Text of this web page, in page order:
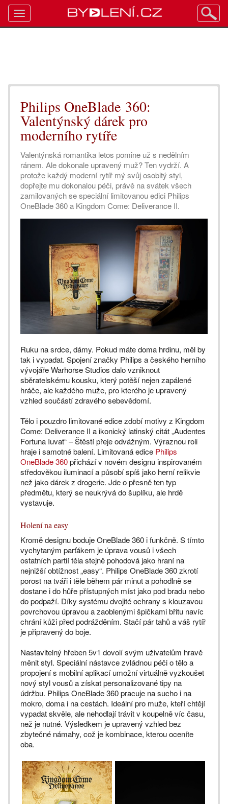
Philips OneBlade 360:
Valentýnský dárek pro
moderního rytíře
Valentýnská romantika letos pomine už s nedělním
ránem. Ale dokonale upravený muž? Ten vydrží. A
protože každý moderní rytíř mý svůj osobitý styl,
dopřejte mu dokonalou péči, právě na svátek všech
zamilovaných se speciální limitovanou edici Philips
OneBlade 360 a Kingdom Come: Deliverance II.
Ruku na srdce, dámy. Pokud máte doma hrdinu, měl by
tak i vypadat. Spojení značky Philips a českého herního
vývojáře Warhorse Studios dalo vzniknout
sběratelskému kousku, který potěší nejen zapálené
hráče, ale každého muže, pro kterého je upravený
vzhled součástí zdravého sebevědomí.
Tělo i pouzdro limitované edice zdobí motivy z Kingdom
Come: Deliverance II a ikonický latinský citát „Audentes
Fortuna Iuvat“ – Štěstí přeje odvážným. Výraznou roli
hraje i samotné balení. Limitovaná edice Philips
OneBlade 360přichází v novém designu inspirovaném
středověkou iluminací a působí spíš jako herní relikvie
než jako dárek z drogerie. Jde o přesně ten typ
předmětu, který se neukrývá do šuplíku, ale hrdě
vystavuje.
Holení na easy
Kromě designu boduje OneBlade 360 i funkčně. S tímto
vychytaným parťákem je úprava vousů i všech
ostatních partií těla stejně pohodová jako hraní na
nejnižší obtížnost „easy“. Philips OneBlade 360 zkrotí
porost na tváři i těle během pár minut a pohodlně se
dostane i do hůře přístupných míst jako pod bradu nebo
do podpaží. Díky systému dvojité ochrany s klouzavou
povrchovou úpravou a zaoblenými špičkami břitu navíc
chrání kůži před podrážděním. Stačí pár tahů a váš rytíř
je připravený do boje.
Nastavitelný hřeben 5v1 dovolí svým uživatelům hravě
měnit styl. Speciální nástavce zvládnou péči o tělo a
propojení s mobilní aplikací umožní virtuálně vyzkoušet
nový styl vousů a získat personalizované tipy na
údržbu. Philips OneBlade 360 pracuje na sucho i na
mokro, doma i na cestách. Ideální pro muže, kteří chtějí
vypadat skvěle, ale nehodlají trávit v koupelně víc času,
než je nutné. Výsledkem je upravený vzhled bez
zbytečné námahy, což je kombinace, kterou oceníte
oba.
Toggle
navigation